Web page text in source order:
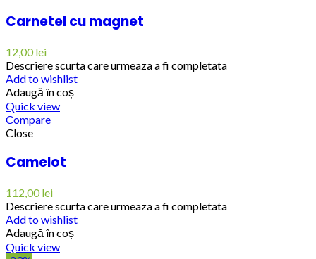
Carnetel cu magnet
12,00lei
Descriere scurta care urmeaza a fi completata
Add to wishlist
Adaugă în coș
Quick view
Compare
Close
Camelot
112,00lei
Descriere scurta care urmeaza a fi completata
Add to wishlist
Adaugă în coș
Quick view